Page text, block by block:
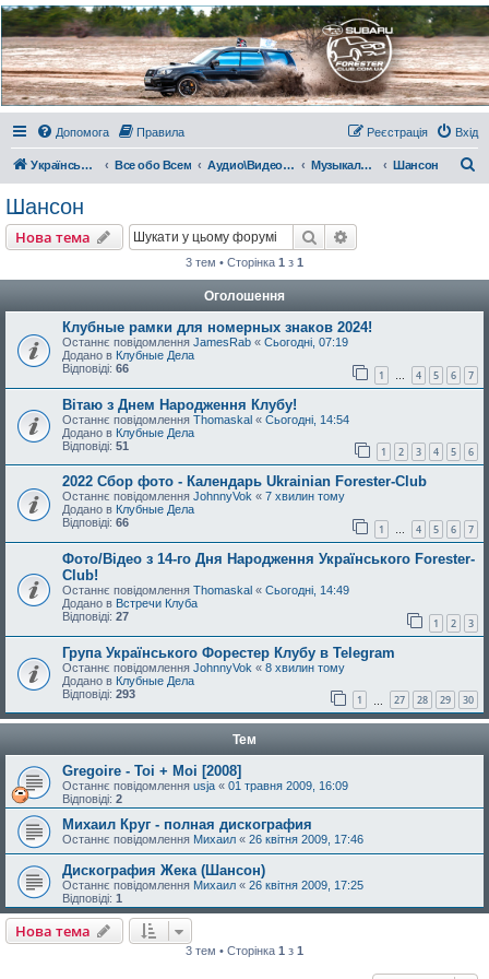
Украинский Форестер
Клуб
Всеукраинский клуб владельцев Subaru Forester. Клубные покатушки на природе и
еженедельные встречи, скидки от партнеров и просто много общения с друзьями.
Присоединяйтесь. Think. Feel. Drive.
Допомога
Правила Вхід
Реєстрація
Український Форестер Клуб Все обо Всем Аудио\Видео\РС Музыкальный киоскъ Шансон
Шансон
Нова тема Пошук
3 тем • Сторінка 1 з 1
Оголошення
Клубные рамки для номерных знаков 2024!
Останнє повідомлення JamesRab « Сьогодні, 07:19
Додано в Клубные Дела
Відповіді: 66 1 … 4 5 6 7
Вітаю з Днем Народження Клубу!
Останнє повідомлення Thomaskal « Сьогодні, 14:54
Додано в Клубные Дела
Відповіді: 51 1 2 3 4 5 6
2022 Сбор фото - Календарь Ukrainian Forester-Club
Останнє повідомлення JohnnyVok « 7 хвилин тому
Додано в Клубные Дела
Відповіді: 66 1 … 4 5 6 7
Фото/Відео з 14-го Дня Народження Українського Forester-
Club!
Останнє повідомлення Thomaskal « Сьогодні, 14:49
Додано в Встречи Клуба
Відповіді: 27 1 2 3
Група Українського Форестер Клубу в Telegram
Останнє повідомлення JohnnyVok « 8 хвилин тому
Додано в Клубные Дела
Відповіді: 293 1 27 28 29 30
Тем
Gregoire - Toi + Moi [2008]
Останнє повідомлення usja « 01 травня 2009, 16:09
Відповіді: 2
Михаил Круг - полная дискография
Останнє повідомлення Михаил « 26 квітня 2009, 17:46
Дискография Жека (Шансон)
Останнє повідомлення Михаил « 26 квітня 2009, 17:25
Відповіді: 1
Нова тема
3 тем • Сторінка 1 з 1